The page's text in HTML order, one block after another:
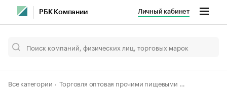
РБК Компании Личный кабинет
Все категории Торговля оптовая прочими пищевыми продуктами, включая рыбу, ракообразных и моллюсков